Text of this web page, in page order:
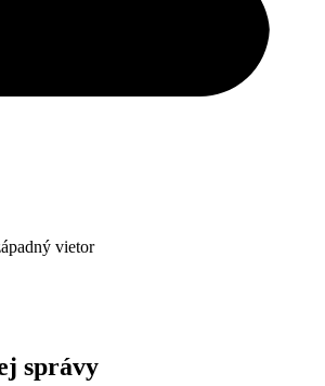
vietor
správy